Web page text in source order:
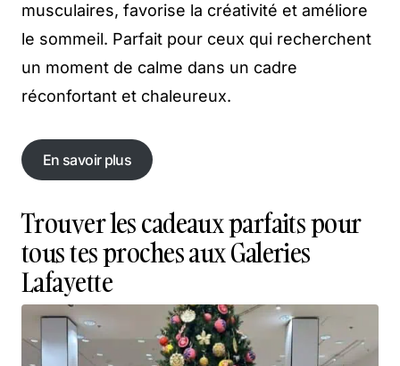
musculaires, favorise la créativité et améliore
le sommeil. Parfait pour ceux qui recherchent
un moment de calme dans un cadre
réconfortant et chaleureux.
En savoir plus
En savoir plus
Trouver les cadeaux parfaits pour
tous tes proches aux Galeries
Lafayette